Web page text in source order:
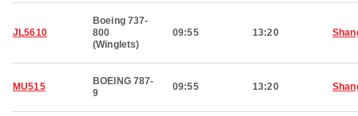
JL5610
Boeing 737-
800
(Winglets)
09:55 13:20
MU515
BOEING 787-
9
09:55 13:20